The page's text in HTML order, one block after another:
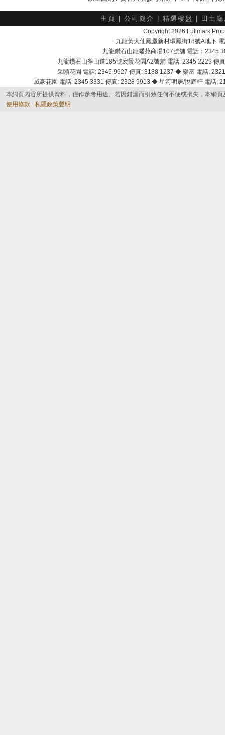
主頁 公司簡介 精選樓盤 田土
Copyright 2026 Fullmark
九龍黃大仙鳳凰新村環鳳街18號A地下
九龍鑽石山龍蟠苑商場107號舖 電話：2345
九龍鑽石山斧山道185號宏景花園A2號舖 電話: 2345 2229
采頣花園 電話: 2345 9927 傳真: 3188 1237 ◆ 樂富 電話:
威豪花園 電話: 2345 3331 傳真: 2328 9913 ◆ 星河明居/悅庭軒 電話
本網頁內容所提供資料，僅作參考用途。若因錯漏而引致任何不便或損失，本網
使用條款
私隱政策聲明